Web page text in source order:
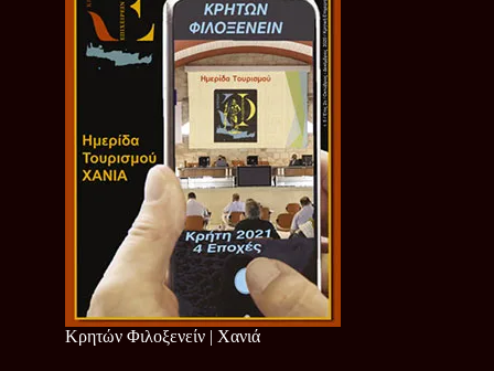
Κρητών Φιλοξενείν | Χανιά